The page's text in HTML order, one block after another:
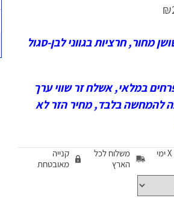
₪
מחור, חרציות בגווני לבן-סגול
במלאי, אשלח זר שווי ערך
להמחשה בלבד, מחיר הזר לא
זמן אספקה : עד X ימי
משלוח לכל
הארץ
קנייה
מאובטחת